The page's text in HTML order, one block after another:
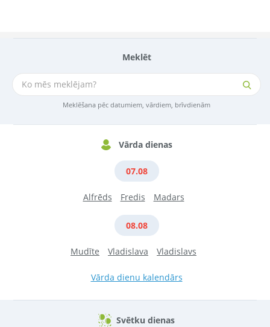
Meklēt
Meklēšana pēc datumiem, vārdiem, brīvdienām
Vārda dienas
07.08
Alfrēds Fredis Madars
08.08
Mudīte Vladislava Vladislavs
Vārda dienu kalendārs
Svētku dienas